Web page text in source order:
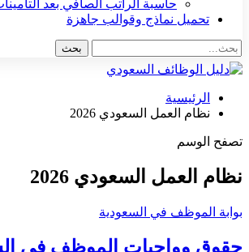
حاسبة الراتب الصافي بعد التأمينات
تحميل نماذج وقوالب جاهزة
الرئيسية
نظام العمل السعودي 2026
تصفح الوسم
نظام العمل السعودي 2026
بوابة الموظف في السعودية